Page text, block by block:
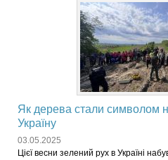
Як дерева стали символом
Україну
03.05.2025
Цієї весни зелений рух в Україні